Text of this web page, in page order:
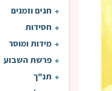
חגים וזמנים
חסידות
מידות ומוסר
פרשת השבוע
תנ"ך